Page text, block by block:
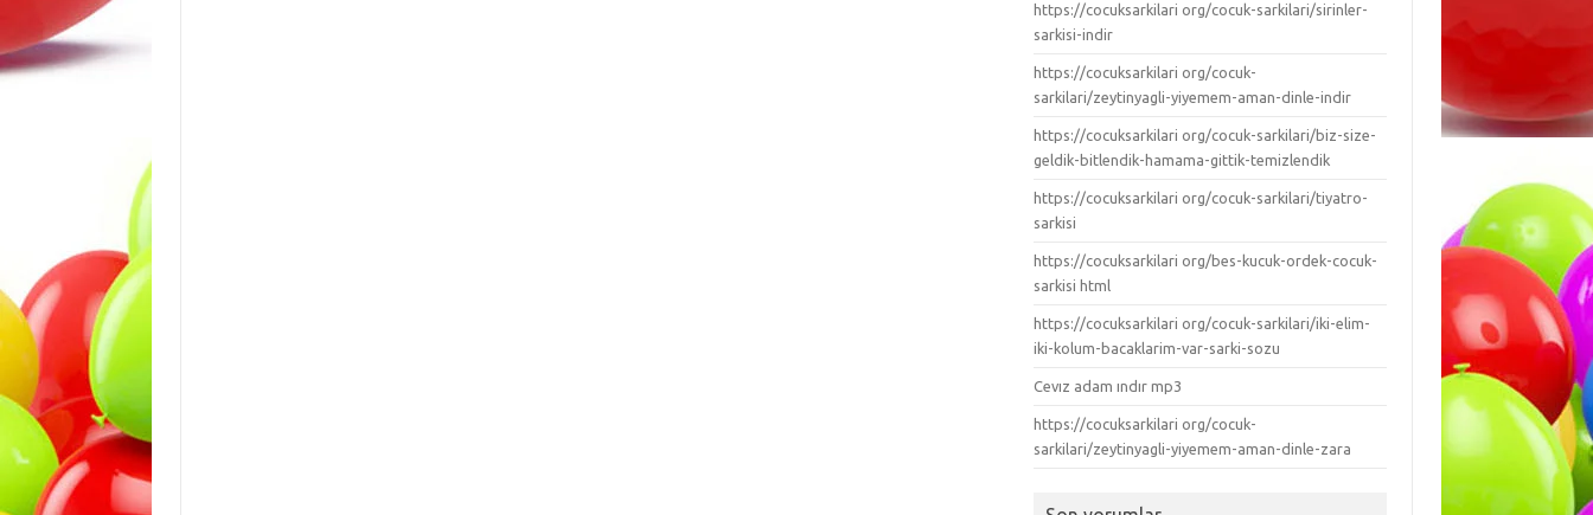
https://cocuksarkilari org/cocuk-sarkilari/sirinler-
sarkisi-indir
https://cocuksarkilari org/cocuk-
sarkilari/zeytinyagli-yiyemem-aman-dinle-indir
https://cocuksarkilari org/cocuk-sarkilari/biz-size-
geldik-bitlendik-hamama-gittik-temizlendik
https://cocuksarkilari org/cocuk-sarkilari/tiyatro-
sarkisi
https://cocuksarkilari org/bes-kucuk-ordek-cocuk-
sarkisi html
https://cocuksarkilari org/cocuk-sarkilari/iki-elim-
iki-kolum-bacaklarim-var-sarki-sozu
Cevız adam ındır mp3
https://cocuksarkilari org/cocuk-
sarkilari/zeytinyagli-yiyemem-aman-dinle-zara